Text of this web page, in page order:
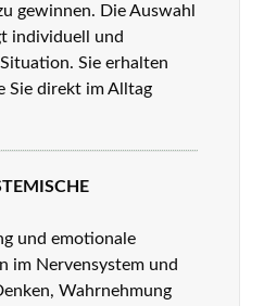
gewinnen. Die Auswahl
individuell und
Sie erhalten
Sie direkt im Alltag
und emotionale
im Nervensystem und
Wahrnehmung